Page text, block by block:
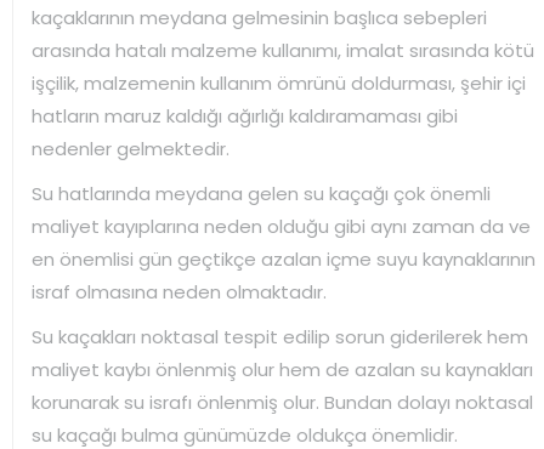
kaçaklarının meydana gelmesinin başlıca sebepleri
arasında hatalı malzeme kullanımı, imalat sırasında kötü
işçilik, malzemenin kullanım ömrünü doldurması, şehir içi
hatların maruz kaldığı ağırlığı kaldıramaması gibi
nedenler gelmektedir.
Su hatlarında meydana gelen su kaçağı çok önemli
maliyet kayıplarına neden olduğu gibi aynı zaman da ve
en önemlisi gün geçtikçe azalan içme suyu kaynaklarının
israf olmasına neden olmaktadır.
Su kaçakları noktasal tespit edilip sorun giderilerek hem
maliyet kaybı önlenmiş olur hem de azalan su kaynakları
korunarak su israfı önlenmiş olur. Bundan dolayı noktasal
su kaçağı bulma günümüzde oldukça önemlidir.